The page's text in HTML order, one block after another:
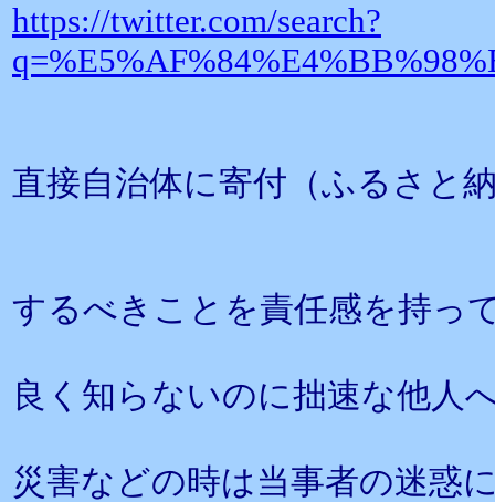
https://twitter.com/search?
直接自治体に寄付（ふるさと
するべきことを責任感を持っ
良く知らないのに拙速な他人
災害などの時は当事者の迷惑